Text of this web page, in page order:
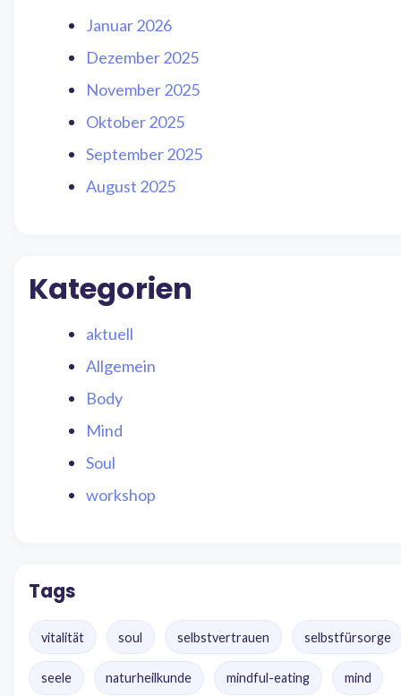
Januar 2026
Dezember 2025
November 2025
Oktober 2025
September 2025
August 2025
Kategorien
aktuell
Allgemein
Body
Mind
Soul
workshop
Tags
vitalität soul selbstvertrauen selbstfürsorge
seele naturheilkunde mindful-eating mind